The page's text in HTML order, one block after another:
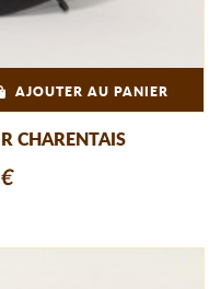
AJOUTER AU PANIER
CHARENTAIS